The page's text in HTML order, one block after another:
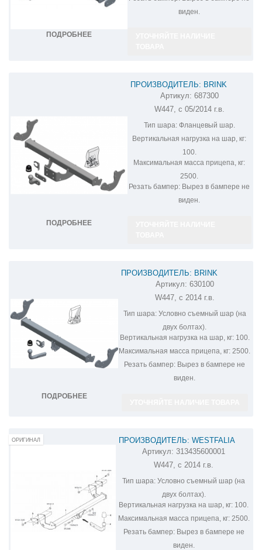
ПОДРОБНЕЕ
виден.
ПОДРОБНЕЕ
ПРОИЗВОДИТЕЛЬ: BRINK
ФАРКОП НА MERCEDES VITO
687300
Артикул: 687300
W447, с 05/2014 г.в.
Тип шара:Фланцевый шар.
Вертикальная нагрузка на шар, кг:
100.
Максимальная масса прицепа, кг:
2500.
Резать бампер: Вырез в бампере не
виден.
ПОДРОБНЕЕ
ПРОИЗВОДИТЕЛЬ: BRINK
ФАРКОП НА MERCEDES VITO 630100
Артикул: 630100
W447, с 2014 г.в.
Тип шара:Условно съемный шар (на
двух болтах).
Вертикальная нагрузка на шар, кг:100.
Максимальная масса прицепа, кг: 2500.
Резать бампер: Вырез в бампере не
виден.
ПРОИЗВОДИТЕЛЬ: WESTFALIA
ФАРКОП НА MERCEDES-BENZ VITO
313435600001
Артикул: 313435600001
W447, с 2014 г.в.
Тип шара: Условно съемный шар (на
двух болтах).
Вертикальная нагрузка на шар, кг: 100.
Максимальная масса прицепа, кг:2500.
Резать бампер:Вырез в бампере не
виден.
ОРИГИНАЛ